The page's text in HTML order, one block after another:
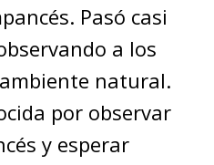
Pasó casi
a los
natural.
por observar
y esperar